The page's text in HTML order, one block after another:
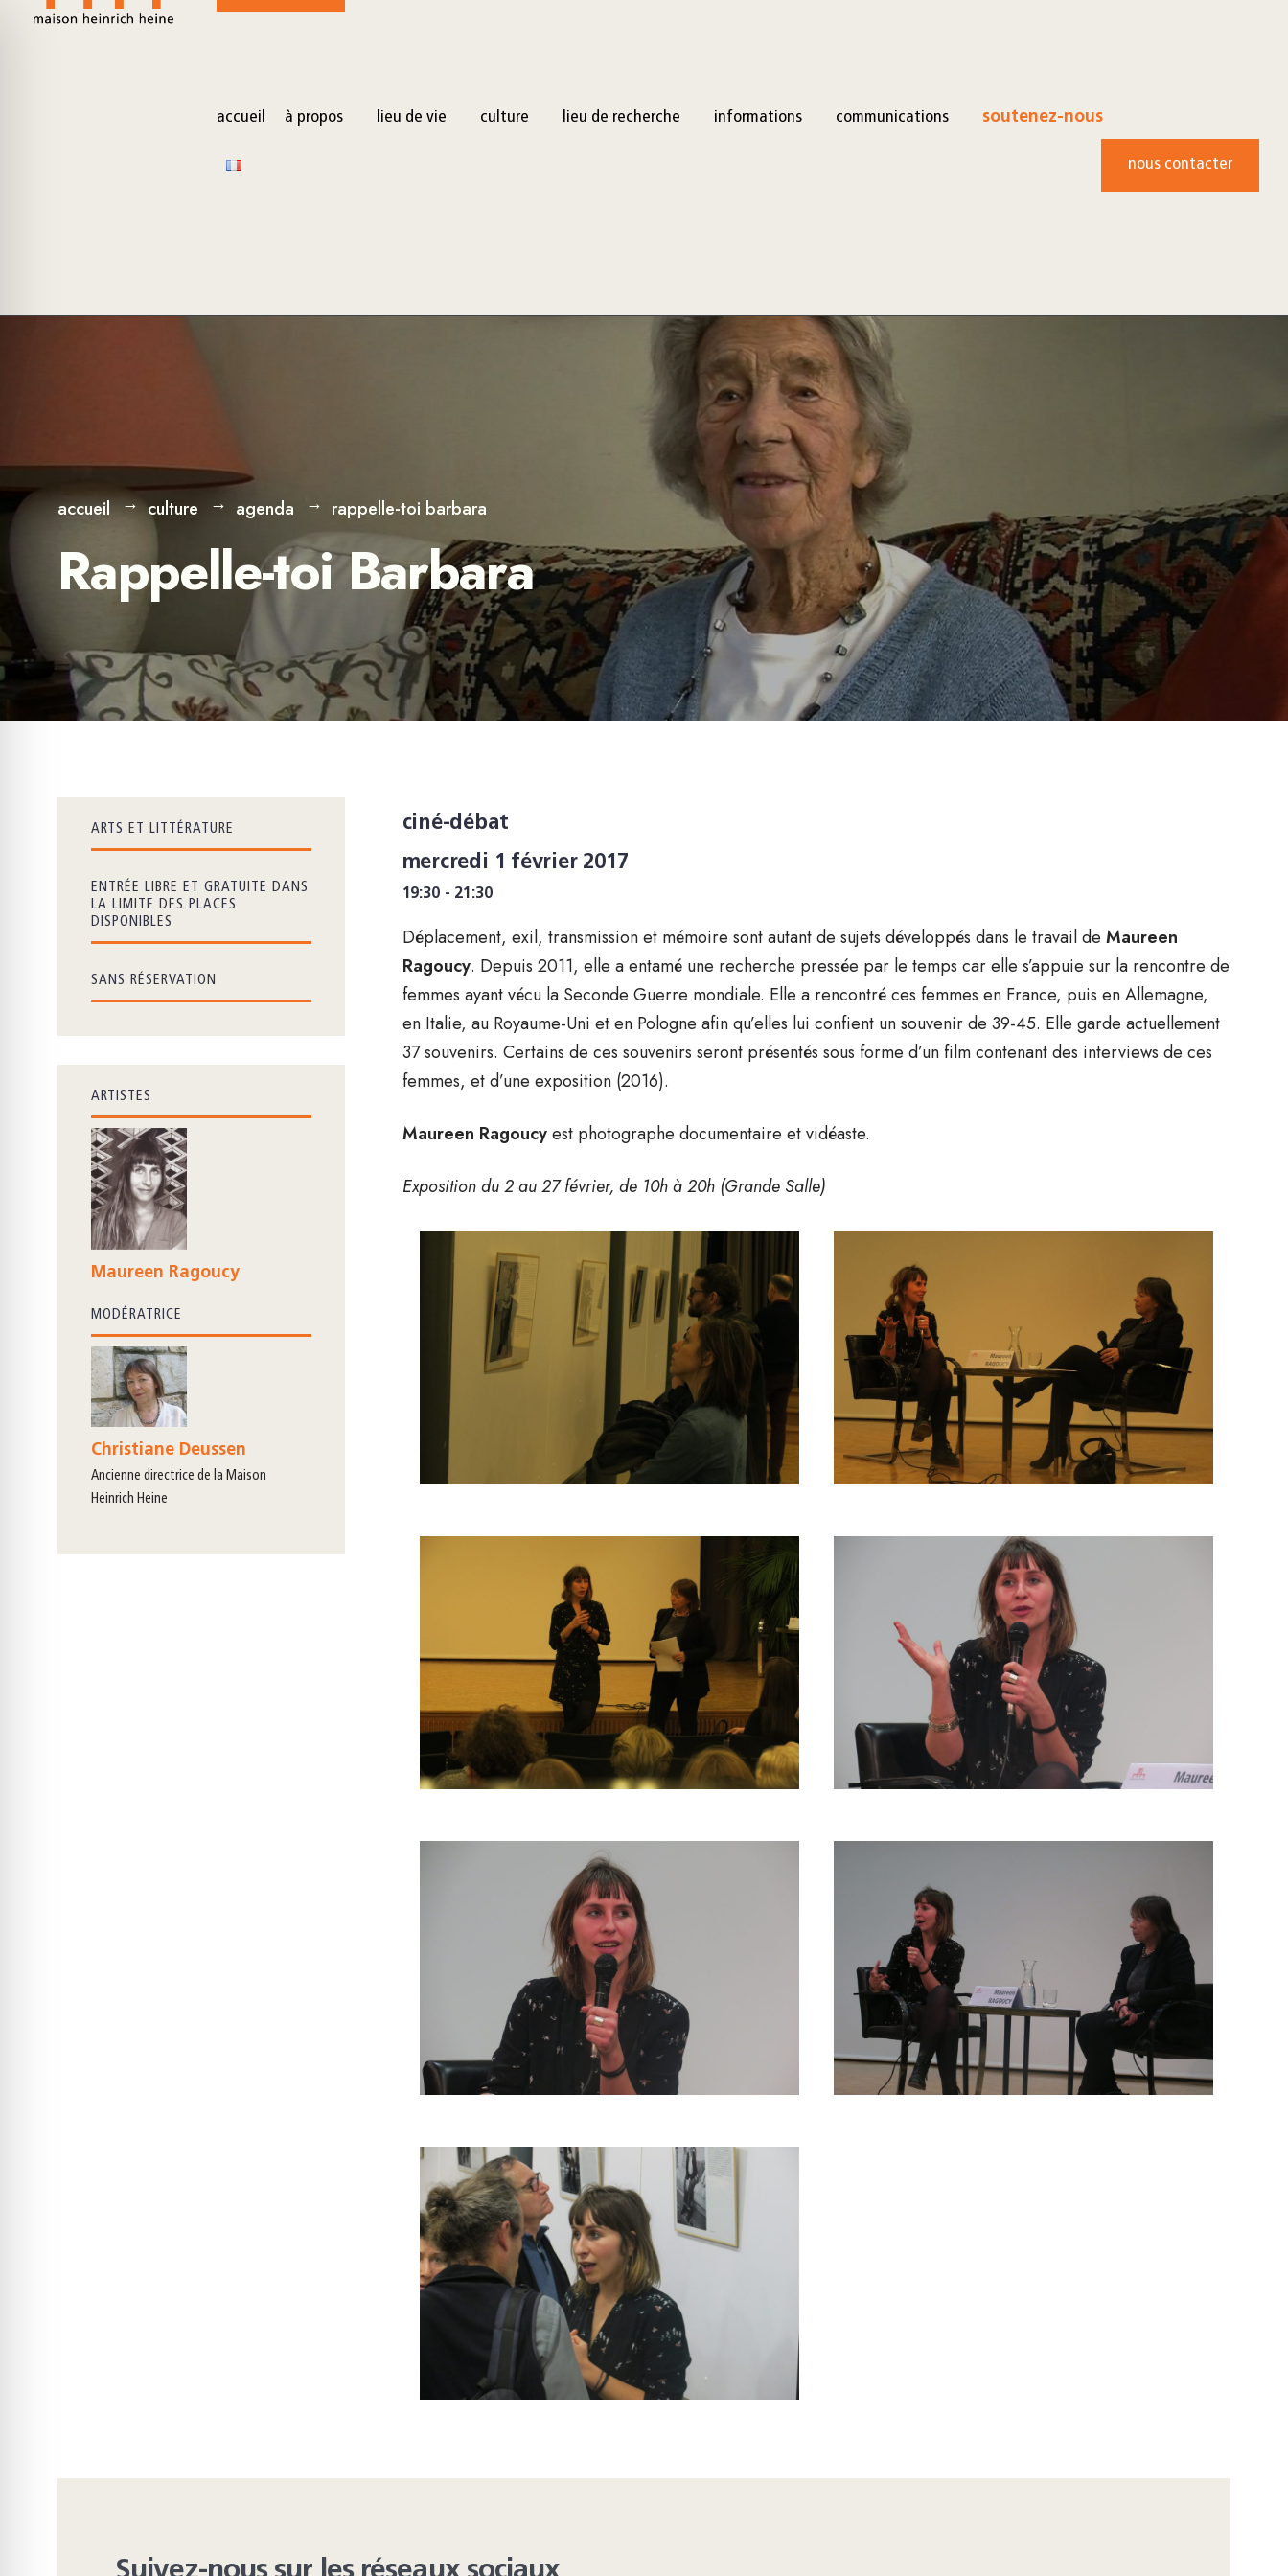
accueil à propos lieu de vie culture lieu de recherche informations communications soutenez-nous
nous contacter
accueil culture agenda rappelle-toi barbara
Rappelle-toi Barbara
ciné-débat
mercredi 1 février 2017
19:30 - 21:30
Déplacement, exil, transmission et mémoire sont autant de sujets développés dans le travail de Maureen
Ragoucy. Depuis 2011, elle a entamé une recherche pressée par le temps car elle s’appuie sur la rencontre de
femmes ayant vécu la Seconde Guerre mondiale. Elle a rencontré ces femmes en France, puis en Allemagne,
en Italie, au Royaume-Uni et en Pologne afin qu’elles lui confient un souvenir de 39-45. Elle garde actuellement
37 souvenirs. Certains de ces souvenirs seront présentés sous forme d’un film contenant des interviews de ces
femmes, et d’une exposition (2016).
Maureen Ragoucyest photographe documentaire et vidéaste.
Exposition du 2 au 27 février, de 10h à 20h (Grande Salle)
ARTS ET LITTÉRATURE
ENTRÉE LIBRE ET GRATUITE DANS
LA LIMITE DES PLACES
DISPONIBLES
SANS RÉSERVATION
ARTISTES
Maureen Ragoucy
MODÉRATRICE
Christiane Deussen
ancienne directrice de la Maison
Heinrich Heine